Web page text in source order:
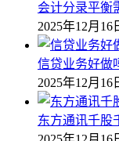
会计分录平衡
2025年12月16
信贷业务好做
2025年12月16
东方通讯千股